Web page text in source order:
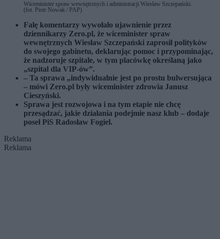
Wiceminister spraw wewnętrznych i administracji Wiesław Szczepański.
(fot. Piotr Nowak / PAP)
Falę komentarzy wywołało ujawnienie przez
dziennikarzy Zero.pl, że wiceminister spraw
wewnętrznych Wiesław Szczepański zaprosił polityków
do swojego gabinetu, deklarując pomoc i przypominając,
że nadzoruje szpitale, w tym placówkę określaną jako
„szpital dla VIP-ów”.
– Ta sprawa „indywidualnie jest po prostu bulwersująca
– mówi Zero.pl były wiceminister zdrowia Janusz
Cieszyński.
Sprawa jest rozwojowa i na tym etapie nie chcę
przesądzać, jakie działania podejmie nasz klub – dodaje
poseł PiS Radosław Fogiel.
Reklama
Reklama